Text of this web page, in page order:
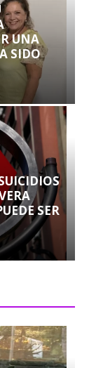
UNA
SIDO
SER